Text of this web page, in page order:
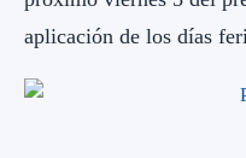
aplicación de los días